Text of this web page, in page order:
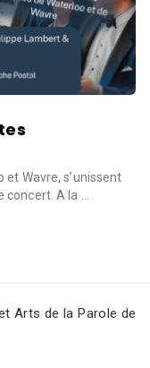
et Wavre, s’unissent
concert. A la …
Arts de la Parole de